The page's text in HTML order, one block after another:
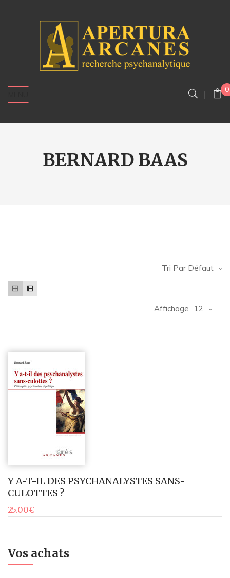
0
BERNARD BAAS
Tri Par Défaut
Affichage 12
Y A-T-IL DES PSYCHANALYSTES SANS-
CULOTTES ?
25.00€
Vos achats